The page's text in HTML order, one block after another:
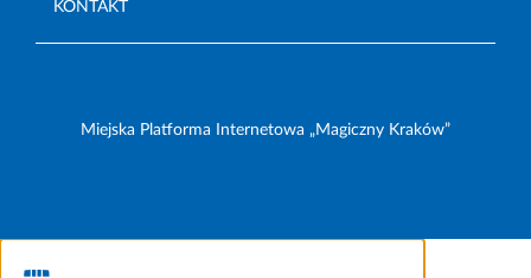
KONTAKT
Miejska Platforma Internetowa „Magiczny Kraków”